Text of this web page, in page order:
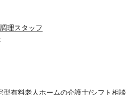
理スタッフ
有料老人ホームの介護士/シフト相談